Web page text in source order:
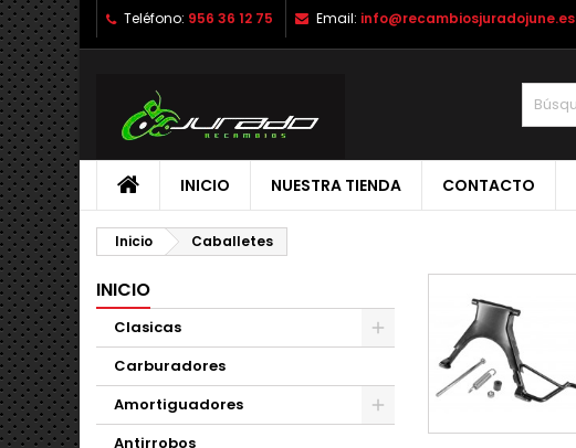
Teléfono: 956 36 12 75 Email: info@recambiosjuradojune.es
INICIO NUESTRA TIENDA CONTACTO
Inicio Caballetes
INICIO
Clasicas
Carburadores
Amortiguadores
Antirrobos